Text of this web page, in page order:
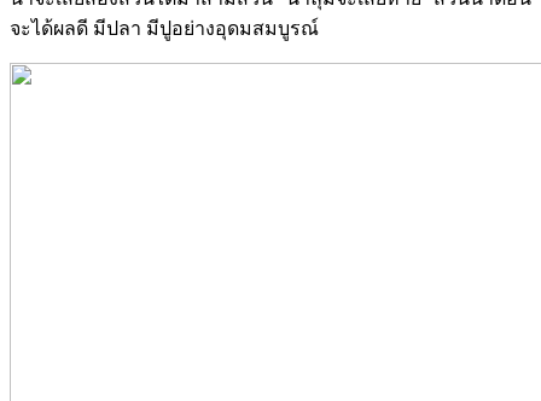
จะได้ผลดี มีปลา มีปูอย่างอุดมสมบูรณ์